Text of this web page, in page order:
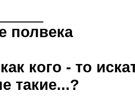
полвека
кого - то
такие...?